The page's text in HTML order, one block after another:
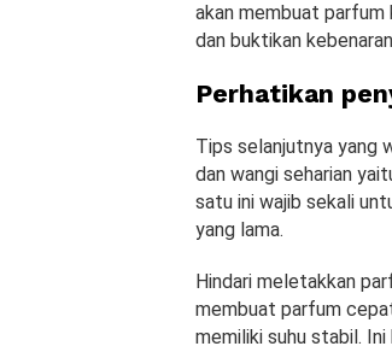
akan membuat parfum
dan buktikan
Perhatikan
Tips selanjutnya yang
dan wangi seharian
satu ini wajib sekali
yang lama.
Hindari meletakkan
membuat parfum
memiliki suhu stabil.